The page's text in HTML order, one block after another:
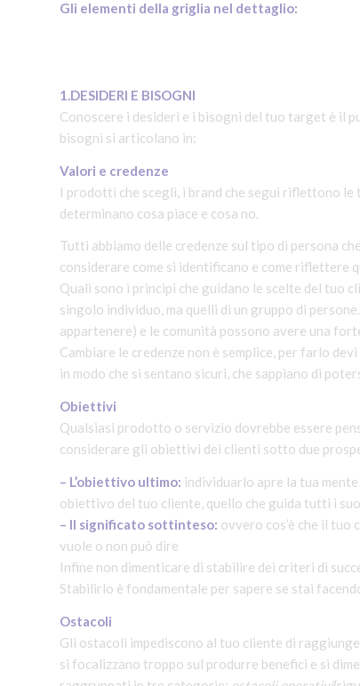
Gli elementi della griglia nel dettaglio:
1.DESIDERI E BISOGNI
Conoscere i desideri e i bisogni del tuo target è il
bisogni si articolano in:
Valori e credenze
I prodotti che scegli, i brand che segui riflettono
determinano cosa piace e cosa no.
Tutti abbiamo delle credenze sul tipo di persona
considerare come si identificano e come
Quali sono i principi che guidano le scelte del tuo
singolo individuo, ma quelli di un gruppo di
appartenere) e le comunità possono avere una
Cambiare le credenze non è semplice, per farlo
in modo che si sentano sicuri, che sappiano di
Obiettivi
Qualsiasi prodotto o servizio dovrebbe essere
considerare gli obiettivi dei clienti sotto due
– L’obiettivo ultimo: individuarlo apre la tua
obiettivo del tuo cliente, quello che guida tutti i
– Il significato sottinteso: ovvero cos’è che il tuo
vuole o non può dire
Infine non dimenticare di stabilire dei criteri di
Stabilirlo è fondamentale per sapere se stai
Ostacoli
Gli ostacoli impediscono al tuo cliente di
si focalizzano troppo sul produrre benefici e si